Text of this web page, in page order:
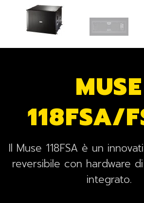
MUSE
118FSA/
Il Muse 118FSA è un
reversibile con hardware
integrato.